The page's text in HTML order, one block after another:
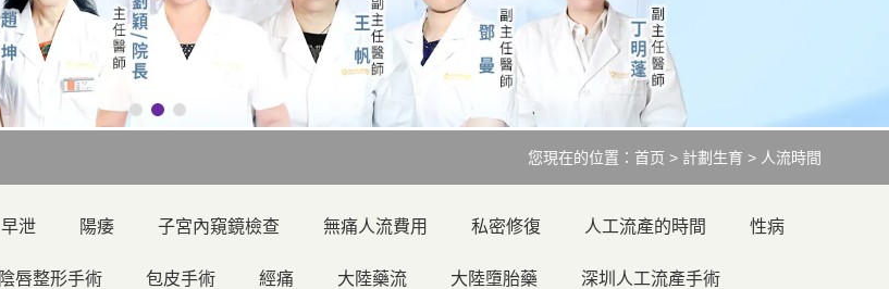
您現在的位置： 首页 > 計劃生育 > 人流時間
早泄 陽痿 子宮內窺鏡檢查 無痛人流費用 私密修復 人工流產的時間 性病
陰唇整形手術 包皮手術 經痛 大陸藥流 大陸墮胎藥 深圳人工流產手術